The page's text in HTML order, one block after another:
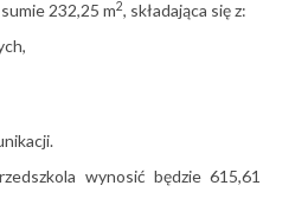
232,25 m2, składająca się z:
wynosić będzie 615,61